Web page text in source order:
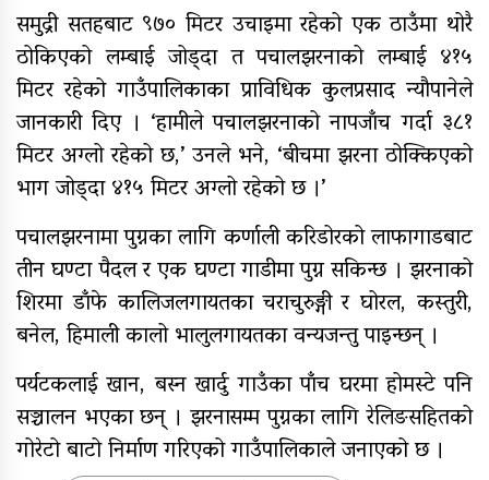
समुद्री सतहबाट ९७० मिटर उचाइमा रहेको एक ठाउँमा थोरै
ठोकिएको लम्बाई जोड्दा त पचालझरनाको लम्बाई ४१५
मिटर रहेको गाउँपालिकाका प्राविधिक कुलप्रसाद न्यौपानेले
जानकारी दिए । ‘हामीले पचालझरनाको नापजाँच गर्दा ३८१
मिटर अग्लो रहेको छ,’ उनले भने, ‘बीचमा झरना ठोक्किएको
भाग जोड्दा ४१५ मिटर अग्लो रहेको छ ।’
पचालझरनामा पुग्नका लागि कर्णाली करिडोरको लाफागाडबाट
तीन घण्टा पैदल र एक घण्टा गाडीमा पुग्न सकिन्छ । झरनाको
शिरमा डाँफे कालिजलगायतका चराचुरुङ्गी र घोरल, कस्तुरी,
बनेल, हिमाली कालो भालुलगायतका वन्यजन्तु पाइन्छन् ।
पर्यटकलाई खान, बस्न खार्दु गाउँका पाँच घरमा होमस्टे पनि
सञ्चालन भएका छन् । झरनासम्म पुग्नका लागि रेलिङसहितको
गोरेटो बाटो निर्माण गरिएको गाउँपालिकाले जनाएको छ ।